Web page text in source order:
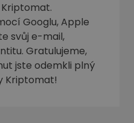
Googlu, Apple
svůj e-mail,
Gratulujeme,
jste odemkli plný
Kriptomat!